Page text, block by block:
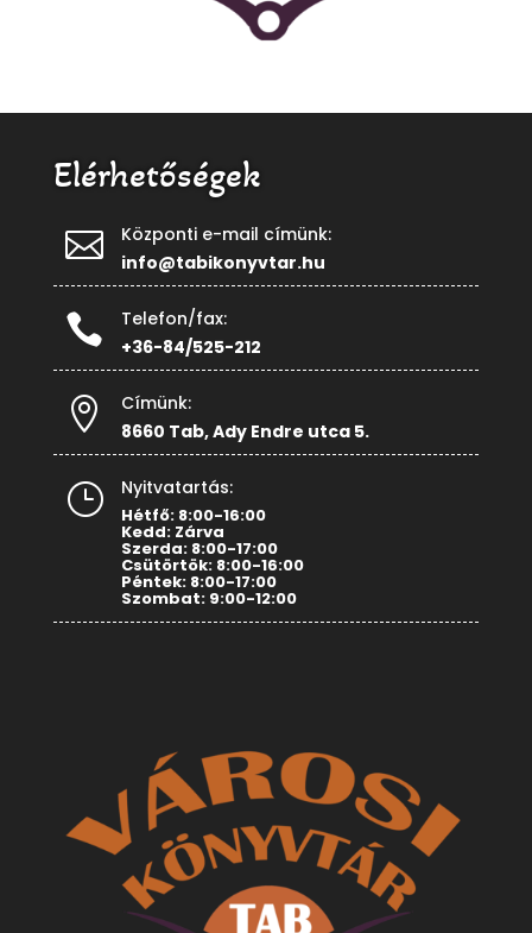
Elérhetőségek

Központi e-mail címünk:
info@tabikonyvtar.hu

Telefon/fax:
+36-84/525-212

Címünk:
8660 Tab, Ady Endre utca 5.
} Nyitvatartás:
Hétfő: 8:00-16:00
Kedd: Zárva
Szerda: 8:00-17:00
Csütörtök: 8:00-16:00
Péntek: 8:00-17:00
Szombat: 9:00-12:00